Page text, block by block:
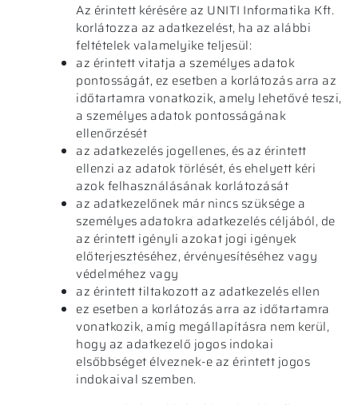
Az érintett kérésére az UNITI Informatika Kft.
korlátozza az adatkezelést, ha az alábbi
feltételek valamelyike teljesül:
az érintett vitatja a személyes adatok
pontosságát, ez esetben a korlátozás arra az
időtartamra vonatkozik, amely lehetővé teszi,
a személyes adatok pontosságának
ellenőrzését
az adatkezelés jogellenes, és az érintett
ellenzi az adatok törlését, és ehelyett kéri
azok felhasználásának korlátozását
az adatkezelőnek már nincs szüksége a
személyes adatokra adatkezelés céljából, de
az érintett igényli azokat jogi igények
előterjesztéséhez, érvényesítéséhez vagy
védelméhez vagy
az érintett tiltakozott az adatkezelés ellen
ez esetben a korlátozás arra az időtartamra
vonatkozik, amíg megállapításra nem kerül,
hogy az adatkezelő jogos indokai
elsőbbséget élveznek-e az érintett jogos
indokaival szemben.